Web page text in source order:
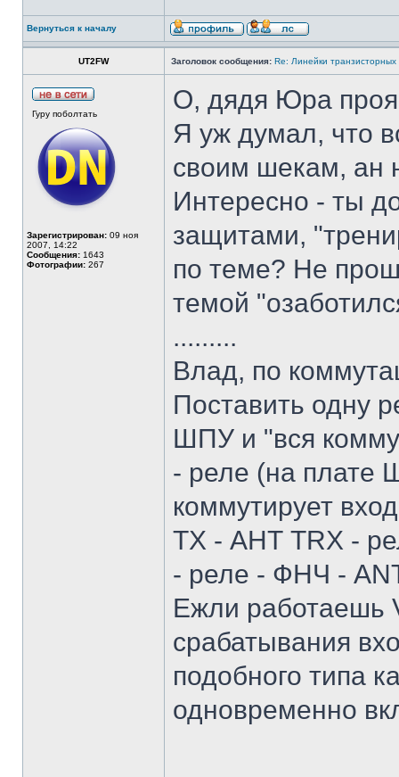
Вернуться к началу
UT2FW Заголовок сообщения: Re: Линейки
Гуру поболтать
Зарегистрирован: 09 ноя
2007, 14:22
Сообщения: 1643
Фотографии: 267
О, дядя Юра
Я уж думал, что
своим шекам, ан
Интересно - ты
защитами,
по теме? Не
темой
.........
Влад, по
Поставить одну
ШПУ и "вся
- реле (на плате
коммутирует
ТХ - АНТ TRX -
- реле - ФНЧ -
Ежли работаешь
срабатывания
подобного типа
одновременно